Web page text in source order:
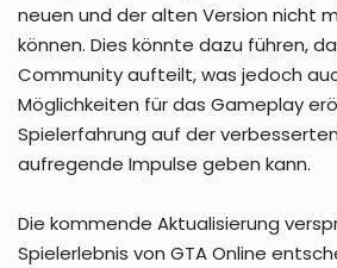
neuen und der alten Version nicht
können. Dies könnte dazu führen,
Community aufteilt, was jedoch
Möglichkeiten für das Gameplay
Spielerfahrung auf der
aufregende Impulse geben kann.
Die kommende Aktualisierung
Spielerlebnis von GTA Online